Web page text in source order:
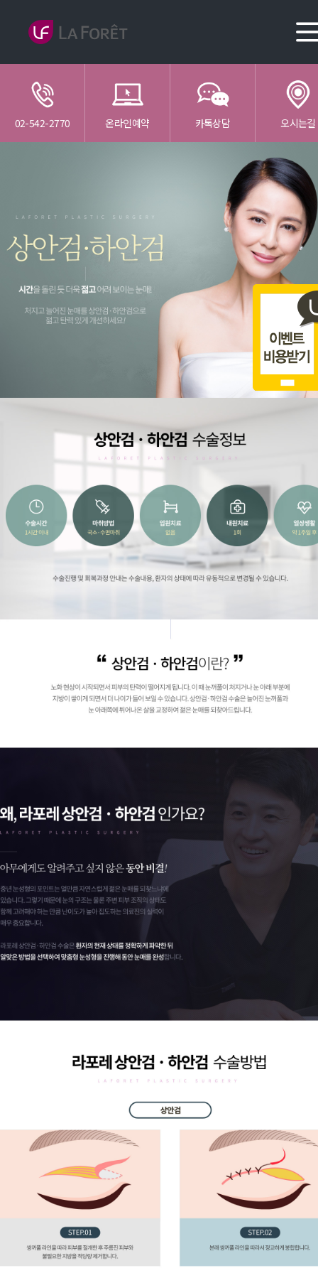
02-542-2770 온라인예약 카톡상담 오시는길